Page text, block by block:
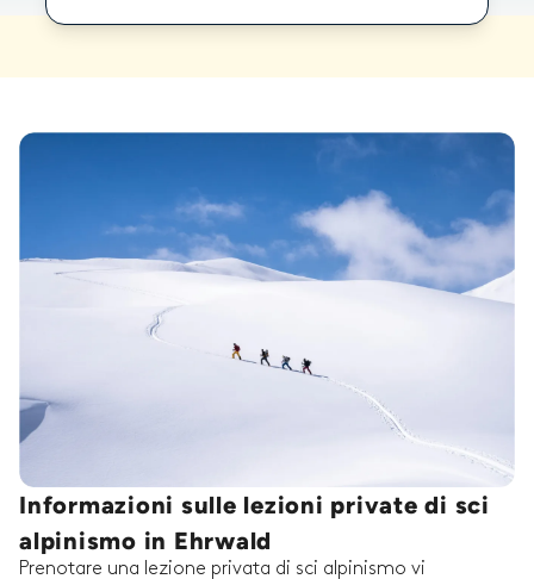
Informazioni sulle lezioni private di sci
alpinismo in Ehrwald
Prenotare una lezione privata di sci alpinismo vi